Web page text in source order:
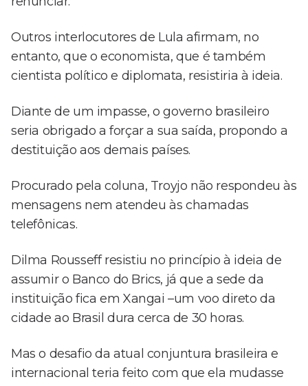
Outros interlocutores de Lula afirmam, no
entanto, que o economista, que é também
cientista político e diplomata, resistiria à ideia.
Diante de um impasse, o governo brasileiro
seria obrigado a forçar a sua saída, propondo a
destituição aos demais países.
Procurado pela coluna, Troyjo não respondeu às
mensagens nem atendeu às chamadas
telefônicas.
Dilma Rousseff resistiu no princípio à ideia de
assumir o Banco do Brics, já que a sede da
instituição fica em Xangai –um voo direto da
cidade ao Brasil dura cerca de 30 horas.
Mas o desafio da atual conjuntura brasileira e
internacional teria feito com que ela mudasse